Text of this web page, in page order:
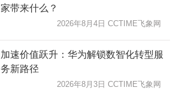
家带来什么？
2026年8月4日 CCTIME飞象网
加速价值跃升：华为解锁数智化转型服
务新路径
2026年8月3日 CCTIME飞象网